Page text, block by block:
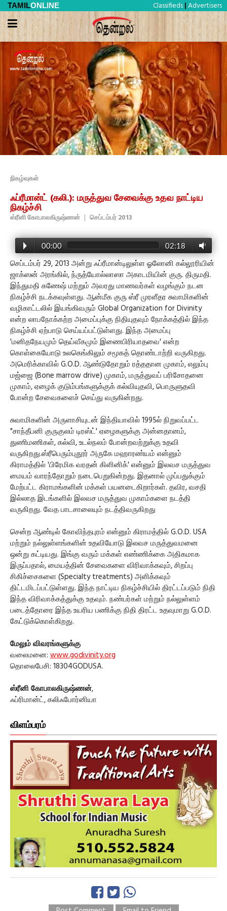
TAMILONLINE Classifieds | Advertisers
நிகழ்வுகள்
ஃப்ரீமான்ட் (கலி.): மருத்துவ சேவைக்கு உதவ நாட்டிய
நிகழ்ச்சி
ஸ்ரீனி கோபாலகிருஷ்ணன் | செப்டம்பர் 2013
00:00 02:18
செப்டம்பர் 29, 2013 அன்று ஃப்ரீமான்டிலுள்ள ஓலோனி கல்லூரியின்
ஜாக்ஸன் அரங்கில், ந்ருத்யோல்லாஸா அகாடமியின் குரு. திருமதி.
இந்துமதி கணேஷ் மற்றும் அவரது மாணவர்கள் வழங்கும் நடன
நிகழ்ச்சி நடக்கவுள்ளது. ஆன்மீக குரு ஸ்ரீ முரளீதர சுவாமிகளின்
வழிகாட்டலில் இயங்கிவரும் Global Organization for Divinity
என்ற லாபநோக்கற்ற அமைப்புக்கு நிதியுதவும் நோக்கத்தில் இந்த
நிகழ்ச்சி ஏற்பாடு செய்யப்பட்டுள்ளது. இந்த அமைப்பு
'மனிதநேயமும் தெய்வீகமும் இணைபிரியாதவை' என்ற
கொள்கையோடு உலகெங்கிலும் சமூகத் தொண்டாற்றி வருகிறது.
அமெரிக்காவில் G.O.D. ஆண்டுதோறும் ரத்ததான முகாம், எலும்பு
மஜ்ஜை (Bone marrow drive) முகாம், மருத்துவப் பரிசோதனை
முகாம், ஏழைக் குடும்பங்களுக்குக் கல்வியுதவி, பொருளுதவி
போன்ற சேவைகளைச் செய்து வருகின்றது.
சுவாமிகளின் அருளாசியுடன் இந்தியாவில் 1995ல் நிறுவப்பட்ட
"சாந்தீபனி குருகுலம் டிரஸ்ட்' ஏழைகளுக்கு அன்னதானம்,
துணிமணிகள், கல்வி, உடல்நலம் போன்றவற்றுக்கு உதவி
வருகிறது.ஸ்ரீபெரும்புதூர் அருகே மஹாரண்யம் என்னும்
கிராமத்தில் 'பிரேமிக வரதன் கிளினிக்' என்னும் இலவச மருத்துவ
மையம் வாரந்தோறும் நடைபெறுகின்றது. இதனால் முப்பதுக்கும்
மேற்பட்ட கிராமங்களின் மக்கள் பயனடைகிறார்கள். தவிர, வசதி
இல்லாத இடங்களில் இலவச மருத்துவ முகாம்களை நடத்தி
வருகிறது. வேத பாடசாலையும் நடத்திவருகிறது
சென்ற ஆண்டில் கோவிந்தபுரம் என்னும் கிராமத்தில் G.O.D. USA
மற்றும் நல்லுள்ளங்களின் உதவியோடு இலவச மருத்துவமனை
ஒன்று கட்டியது. இங்கு வரும் மக்கள் எண்ணிக்கை அதிகமாக
இருப்பதால், மையத்தின் சேவைகளை விரிவாக்கவும், சிறப்பு
சிகிச்சைகளை (Specialty treatments) அளிக்கவும்
திட்டமிடப்பட்டுள்ளது. இந்த நாட்டிய நிகழ்ச்சியில் திரட்டப்படும் நிதி
இந்த விரிவாக்கத்துக்கு உதவும். நண்பர்கள் மற்றும் நல்லுள்ளம்
படைத்தோரை இந்த உயரிய பணிக்கு நிதி திரட்ட உதவுமாறு G.O.D.
கேட்டுக்கொள்கிறது.
மேலும் விவரங்களுக்கு
வலைமனை: www.godivinity.org
தொலைபேசி: 18304GODUSA.
ஸ்ரீனி கோபாலகிருஷ்ணன்,
ஃப்ரிமான்ட், கலிஃபோர்னியா
விளம்பரம்